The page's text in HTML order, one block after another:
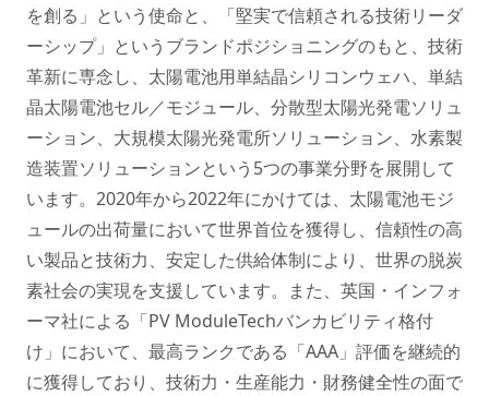
を創る」という使命と、「堅実で信頼される技術リーダ
ーシップ」というブランドポジショニングのもと、技術
革新に専念し、太陽電池用単結晶シリコンウェハ、単結
晶太陽電池セル／モジュール、分散型太陽光発電ソリュ
ーション、大規模太陽光発電所ソリューション、水素製
造装置ソリューションという5つの事業分野を展開して
います。2020年から2022年にかけては、太陽電池モジ
ュールの出荷量において世界首位を獲得し、信頼性の高
い製品と技術力、安定した供給体制により、世界の脱炭
素社会の実現を支援しています。また、英国・インフォ
ーマ社による「PV ModuleTechバンカビリティ格付
け」において、最高ランクである「AAA」評価を継続的
に獲得しており、技術力・生産能力・財務健全性の面で